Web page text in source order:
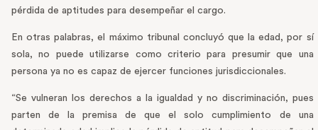
pérdida de aptitudes para desempeñar el cargo.
En otras palabras, el máximo tribunal concluyó que la edad, por sí
sola, no puede utilizarse como criterio para presumir que una
persona ya no es capaz de ejercer funciones jurisdiccionales.
“Se vulneran los derechos a la igualdad y no discriminación, pues
parten de la premisa de que el solo cumplimiento de una